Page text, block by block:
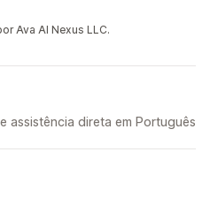
Ava AI Nexus LLC.
assistência direta em Português